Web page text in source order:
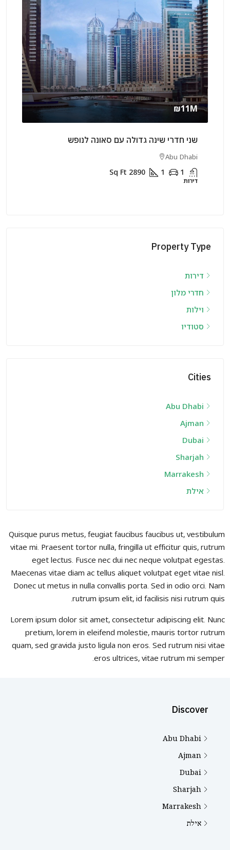
חדרי שינה גדולה עם סאונה לנופש
2890
Sq Ft
/Yearly
Property Type
דירות
חדרי מלון
וילות
סטודיו
Cities
Abu Dhabi
Ajman
Dubai
Sharjah
Marrakesh
אילת
Quisque purus metus, feugiat faucibus faucibus ut, vestibulum
vitae mi. Praesent tortor nulla, fringilla ut efficitur quis, rutrum
eget lectus. Fusce nec dui nec neque volutpat egestas.
Maecenas vitae diam ac tellus aliquet volutpat eget vitae nisl.
Donec ut metus in nulla convallis porta. Sed in odio orci. Nam
rutrum ipsum elit, id facilisis nisi rutrum quis.
Lorem ipsum dolor sit amet, consectetur adipiscing elit. Nunc
pretium, lorem in eleifend molestie, mauris tortor rutrum
quam, sed gravida justo ligula non eros. Sed rutrum nisi vitae
eros ultrices, vitae rutrum mi semper.
Discover
Abu Dhabi
Ajman
Dubai
Sharjah
Marrakesh
אילת